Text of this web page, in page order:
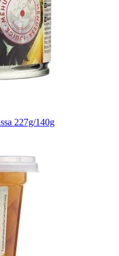
227g/140g